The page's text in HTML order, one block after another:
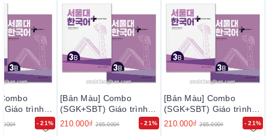
Hàn Quốc. Ngoài ra, phần giải thích ngữ pháp được trình bày
dưới dạng sổ tay nhỏ kèm theo sách, thuận tiện cho việc tra
cứu.
4. Phát triển kỹ năng viết qua quá trình
Các hoạt động viết trong sách được thiết kế theo quá trình,
giúp người học từng bước nâng cao khả năng biểu đạt và viết
tiếng Hàn một cách hiệu quả
- 21%
Giáo trình
Plus
한국어 플러
- 21%
[Bản Màu] Combo
(SGK+SBT) Giáo trình
Tiếng Hàn Seoul Plus
3B+ - 서울대 한국어 플러
210.000₫ 265.000₫ - 21%
[Bản Màu] Combo
(SGK+SBT) Giáo trình
Tiếng Hàn Seoul Plus
3B+ - 서울대 한국어 플러
210.000₫ 265.000₫